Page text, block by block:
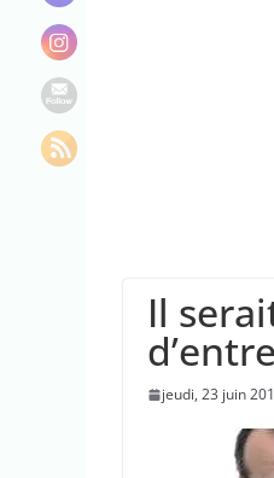
Il
jeudi, 23 juin